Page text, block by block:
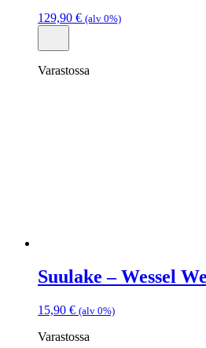
129,90 € (alv 0%)
Varastossa
Suulake – Wessel
15,90 € (alv 0%)
Varastossa